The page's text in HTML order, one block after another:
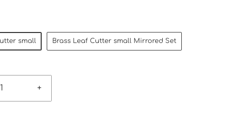
small Brass Leaf Cutter small Mirrored Set
+